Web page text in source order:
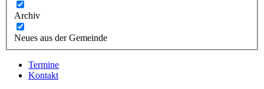
Archiv
Neues aus der Gemeinde
Termine
Kontakt